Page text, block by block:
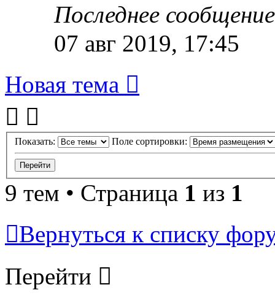
Последнее
07 авг 2019, 17:45
Новая тема
Показать: Поле сортировки:
9 тем • Страница 1 из 1
Вернуться к списку
Перейти